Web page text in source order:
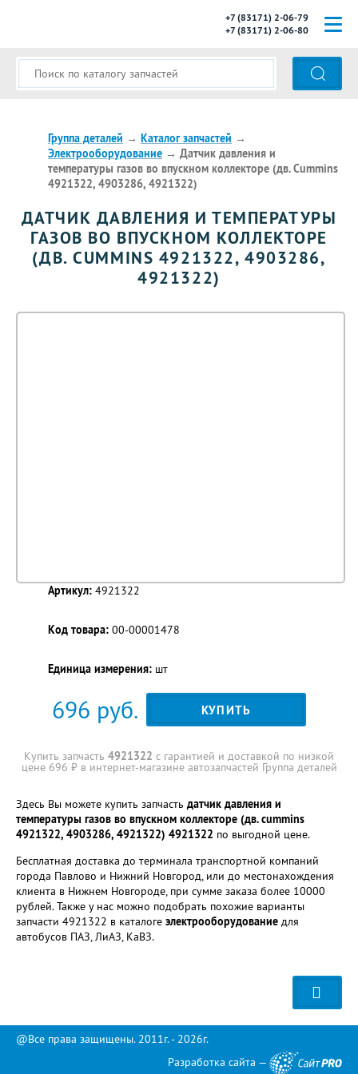
Группа деталей → Каталог запчастей →
Электрооборудование → Датчик давления и
температуры газов во впускном коллекторе (дв. Cummins
4921322, 4903286, 4921322)
ДАТЧИК ДАВЛЕНИЯ И ТЕМПЕРАТУРЫ
ГАЗОВ ВО ВПУСКНОМ КОЛЛЕКТОРЕ
(ДВ. CUMMINS 4921322, 4903286,
4921322)
Артикул: 4921322
Код товара: 00-00001478
Единица измерения: шт
696 руб. КУПИТЬ
Купить запчасть 4921322 с гарантией и доставкой по низкой
цене 696 ₽ в интернет-магазине автозапчастей Группа деталей
Здесь Вы можете купить запчасть датчик давления и
температуры газов во впускном коллекторе (дв. cummins
4921322, 4903286, 4921322) 4921322 по выгодной цене.
Бесплатная доставка до терминала транспортной компаний
города Павлово и Нижний Новгород, или до местонахождения
клиента в Нижнем Новгороде, при сумме заказа более 10000
рублей. Также у нас можно подобрать похожие варианты
запчасти 4921322 в каталоге электрооборудование для
автобусов ПАЗ, ЛиАЗ, КаВЗ.
+7 (83171) 2-06-79
+7 (83171) 2-06-80
КАТАЛОГ ЗАПЧАСТЕЙ
МОДЕЛИ АВТОБУСОВ
КОНТАКТЫ
КОРЗИНА
@Все права защищены. 2011г. - 2026г.
Разработка сайта —